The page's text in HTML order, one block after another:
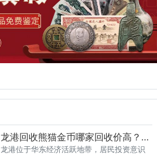
龙港回收熊猫金币哪家回收价高？本地榜单
龙港位于华东经济活跃地带，居民投资意识